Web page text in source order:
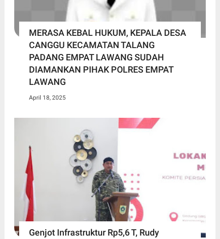
MERASA KEBAL HUKUM, KEPALA DESA
CANGGU KECAMATAN TALANG
PADANG EMPAT LAWANG SUDAH
DIAMANKAN PIHAK POLRES EMPAT
LAWANG
April 18, 2025
Genjot Infrastruktur Rp5,6 T, Rudy